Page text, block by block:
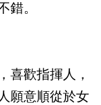
錯。
喜歡指揮人，
願意順從於女